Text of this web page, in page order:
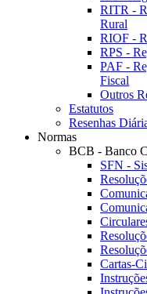
RITR -
Rural
RIOF -
RPS -
PAF -
Fiscal
Outros
Estatutos
Resenhas
Normas
BCB - Banco
SFN -
Cartas-